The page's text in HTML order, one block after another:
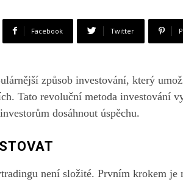
Facebook Twitter
způsob investování, který
Tato revoluční metoda investování
dosáhnout úspěchu.
není složité. Prvním krokem